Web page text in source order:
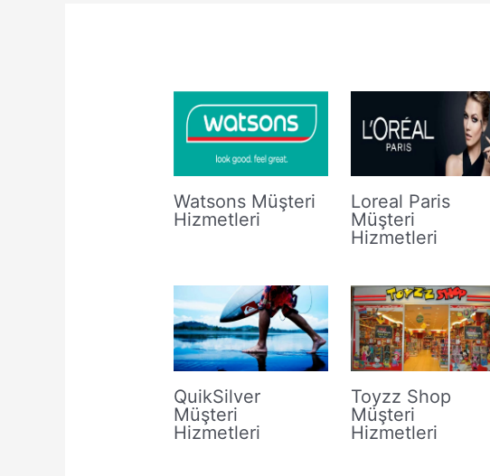
Watsons Müşteri
Hizmetleri
Loreal Paris
Müşteri
Hizmetleri
QuikSilver
Müşteri
Hizmetleri
Toyzz Shop
Müşteri
Hizmetleri